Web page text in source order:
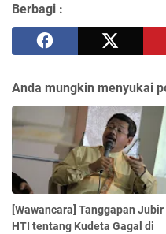
Berbagi :
Anda mungkin menyukai
[Wawancara] Tanggapan Jubir
HTI tentang Kudeta Gagal di